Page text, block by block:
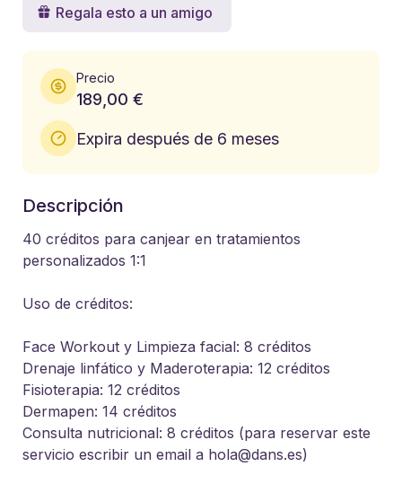
Regala esto a un amigo
Precio
189,00 €
Expira después de 6 meses
Descripción
40 créditos para canjear en tratamientos
personalizados 1:1
Uso de créditos:
Face Workout y Limpieza facial: 8 créditos
Drenaje linfático y Maderoterapia: 12 créditos
Fisioterapia: 12 créditos
Dermapen: 14 créditos
Consulta nutricional: 8 créditos (para reservar este